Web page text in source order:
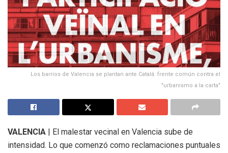
Los barrios de Valencia se plantan ante Catalá: frente común contra el
"urbanismo a la carta"
VALENCIA | El malestar vecinal en Valencia sube de
intensidad. Lo que comenzó como reclamaciones puntuales